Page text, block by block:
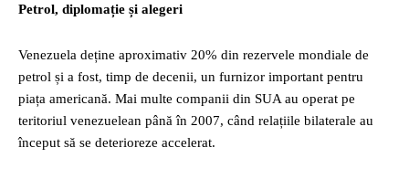
Petrol, diplomație și alegeri
Venezuela deține aproximativ 20% din rezervele mondiale de
petrol și a fost, timp de decenii, un furnizor important pentru
piața americană. Mai multe companii din SUA au operat pe
teritoriul venezuelean până în 2007, când relațiile bilaterale au
început să se deterioreze accelerat.